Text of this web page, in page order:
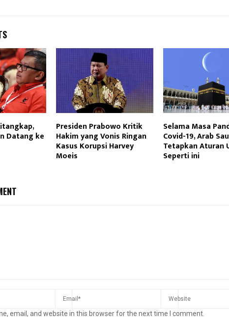
Datang ke
Presiden Prabowo Kritik
Hakim yang Vonis Ringan
Kasus Korupsi Harvey
Moeis
Selama Masa
Covid-19, Arab
Tetapkan Aturan
Seperti ini
email, and website in this browser for the next time I comment.